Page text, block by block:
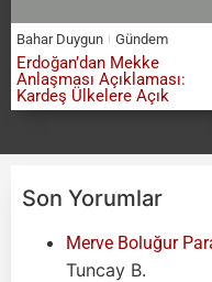
Bahar Duygun Gündem
Erdoğan’dan Mekke
Anlaşması Açıklaması:
Kardeş Ülkelere Açık
Son Yorumlar
Merve Boluğur
Tuncay B.